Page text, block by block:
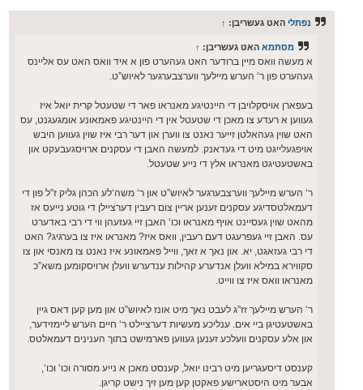
נפתלי האט געשריבן: ↑
מסתמא האט געשריבן: ↑
א מעשה וואס מיין ברודער האט געהערט פון א איד וואס האט עס אליינס
געהערט פון ר‘ הערש מיילעך ווערצבערגער לאיוש”ט.
בעפארן אויסקלויבן די היינטיגע מאנראו פאר די שטעטל קרית יואל איז
געווען א רעדע צו מאכן די שטעטל אין די היינטיגע פאמאונע אומגעגנט, עס
האט שוין געהאלטן זייער נאנט צו ווערן און דער רבי איז שוין געווען היבש
אויפגעלייגט מיט די געדאנק. למעשה האבן די עסקנים ארויסגעבעקט און
באשטעטיגט מאנראו אלץ די נייע שטעטל.
ר‘ הערש מיילעך ווערצבערגער לאיוש”ט און ר‘ משה‘לע הכהן גליק ז”ל פון די
דעמאלטסדיגע עסקנים זענען אריין צום רעבין דערציילן די גוטע נייעס אז
מהאט שוין געסיינט אויף מאנראו וכו‘ האבן זיי געזעהן ווי די רבי באדערט
עס. האבן זיי געפרעגט דעם רעבין, וואס איז? מאנראו איז צו בערגיג? האט
די רבי געזאגט, יא. און נאך א זאך, ווייל פאמאונע איז נאנט צו מאנסי און צו
סקווירא במילא וועלן אנדערע קהילות ענדערש וועלן ארויסקומען משא”כ
מאנראו וואס איז צו ווייט.
ר‘ הערש מיילעך זז”ג לעבט נאך מיט אונז לאיוש”ט און מען קען דאס גיין
באשטעטיגן ביי אים. ענליכע מעשיות דערציילט ר‘ חיים הערש ליימזידער,
און אלע עסקנים וועלכע זענען געווען פארמישט בתוך הענינים דעמאלטס.
קענסט דיסעגריען מיט רבינו יואל, קענסט מאכן א נייע מסורה וכו‘ וכו‘,
אבער מיט היסטארישע פאקטן קען מען זיך נישט קריגן.